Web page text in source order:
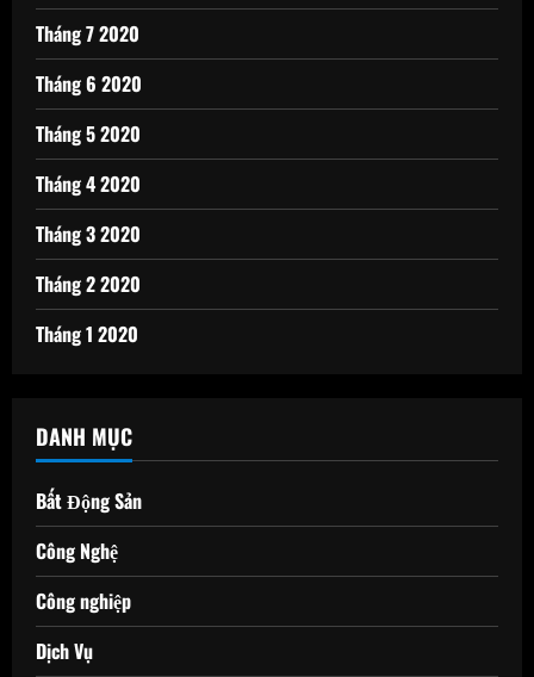
Tháng 7 2020
Tháng 6 2020
Tháng 5 2020
Tháng 4 2020
Tháng 3 2020
Tháng 2 2020
Tháng 1 2020
DANH MỤC
Bất Động Sản
Công Nghệ
Công nghiệp
Dịch Vụ